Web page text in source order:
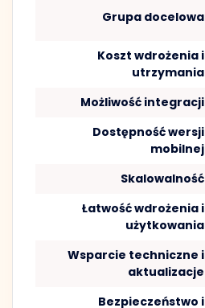
Grupa docelowa
Koszt wdrożenia i
utrzymania
Możliwość integracji
Dostępność wersji
mobilnej
Skalowalność
Łatwość wdrożenia i
użytkowania
Wsparcie techniczne i
aktualizacje
Bezpieczeństwo i